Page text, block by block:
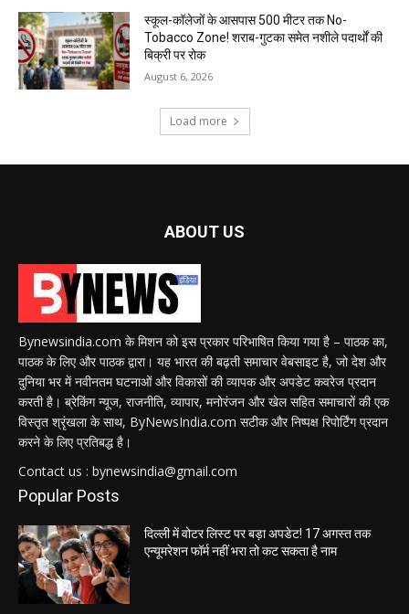
स्कूल-कॉलेजों के आसपास 500 मीटर तक No-
Tobacco Zone! शराब-गुटका समेत नशीले पदार्थों की
बिक्री पर रोक
August 6, 2026
Load more
ABOUT US
Bynewsindia.com के मिशन को इस प्रकार परिभाषित किया गया है – पाठक का,
पाठक के लिए और पाठक द्वारा। यह भारत की बढ़ती समाचार वेबसाइट है, जो देश और
दुनिया भर में नवीनतम घटनाओं और विकासों की व्यापक और अपडेट कवरेज प्रदान
करती है। ब्रेकिंग न्यूज, राजनीति, व्यापार, मनोरंजन और खेल सहित समाचारों की एक
विस्तृत श्रृंखला के साथ, ByNewsIndia.com सटीक और निष्पक्ष रिपोर्टिंग प्रदान
करने के लिए प्रतिबद्ध है।
Contact us : bynewsindia@gmail.com
Popular Posts
दिल्ली में वोटर लिस्ट पर बड़ा अपडेट! 17 अगस्त तक
एन्यूमरेशन फॉर्म नहीं भरा तो कट सकता है नाम